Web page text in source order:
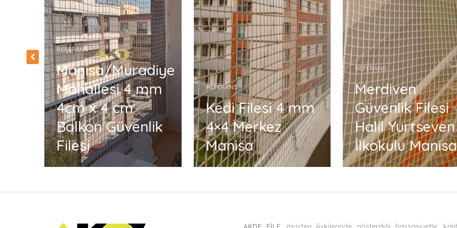
REFERANS
Manisa/Muradiye
Mahallesi 4 mm
4cm x 4 cm
Balkon Güvenlik
Filesi
REFERANS
Kedi Filesi 4 mm
4×4 Merkez
Manisa
REFERANS
Merdiven
Güvenlik Filesi
Halil Yurtseven
İlkokulu Manisa